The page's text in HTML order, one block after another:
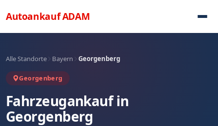
AutoankaufADAM
Alle Standorte Bayern Georgenberg
Georgenberg
Fahrzeugankauf in
Georgenberg